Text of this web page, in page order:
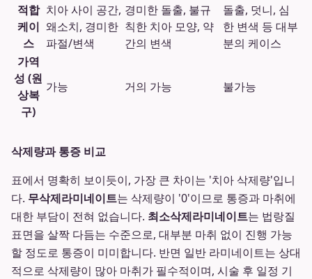
적합
케이
스
치아 사이 공간,
왜소치, 경미한
파절/변색
경미한 돌출, 불규
칙한 치아 모양, 약
간의 변색
돌출, 덧니, 심
한 변색 등 대부
분의 케이스
가역
성 (원
상복
구)
가능 거의 가능 불가능
삭제량과 통증 비교
표에서 명확히 보이듯이, 가장 큰 차이는 '치아 삭제량'입니
다. 무삭제라미네이트는 삭제량이 '0'이므로 통증과 마취에
대한 부담이 전혀 없습니다. 최소삭제라미네이트는 법랑질
표면을 살짝 다듬는 수준으로, 대부분 마취 없이 진행 가능
할 정도로 통증이 미미합니다. 반면 일반 라미네이트는 상대
적으로 삭제량이 많아 마취가 필수적이며, 시술 후 일정 기